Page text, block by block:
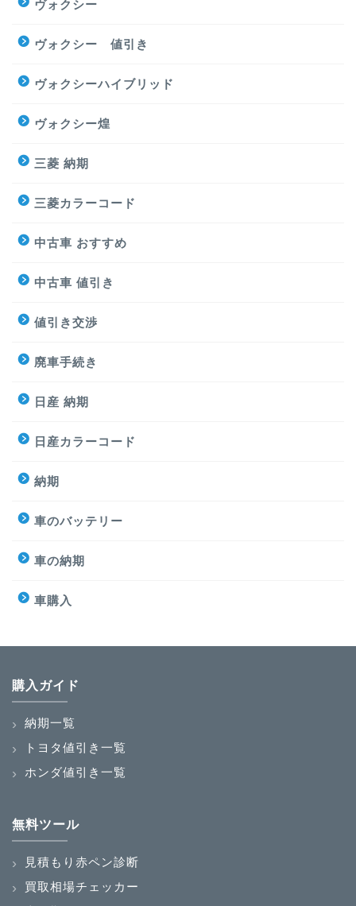
ヴォクシー
ヴォクシー 値引き
ヴォクシーハイブリッド
ヴォクシー煌
三菱 納期
三菱カラーコード
中古車 おすすめ
中古車 値引き
値引き交渉
廃車手続き
日産 納期
日産カラーコード
納期
車のバッテリー
車の納期
車購入
購入ガイド
納期一覧
トヨタ値引き一覧
ホンダ値引き一覧
無料ツール
見積もり赤ペン診断
買取相場チェッカー